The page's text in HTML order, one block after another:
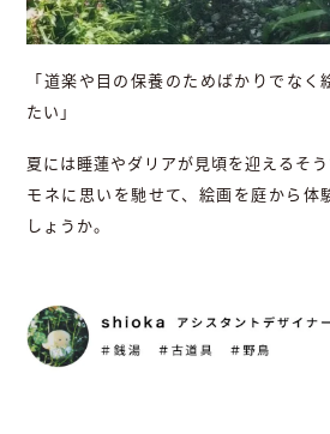
「道楽や目の保養のためばかりでな
たい」
夏には睡蓮やダリアが見頃を迎えるそう
モネに思いを馳せて、絵画を庭から体
しょうか。